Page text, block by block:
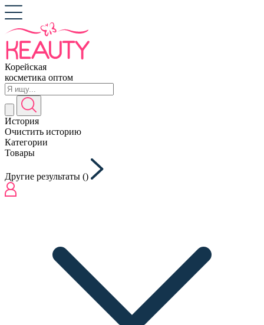
Корейская
косметика оптом
История
Очистить историю
Категории
Товары
Другие результаты ()